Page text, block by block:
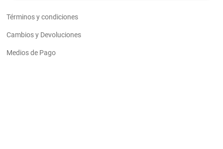
Términos y condiciones
Cambios y Devoluciones
Medios de Pago